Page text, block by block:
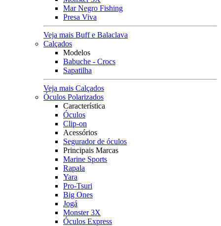
Mar Negro Fishing
Presa Viva
Veja mais Buff e Balaclava
Calçados
Modelos
Babuche - Crocs
Sapatilha
Veja mais Calçados
Óculos Polarizados
Característica
Óculos
Clip-on
Acessórios
Segurador de óculos
Principais Marcas
Marine Sports
Rapala
Yara
Pro-Tsuri
Big Ones
Jogá
Monster 3X
Óculos Express